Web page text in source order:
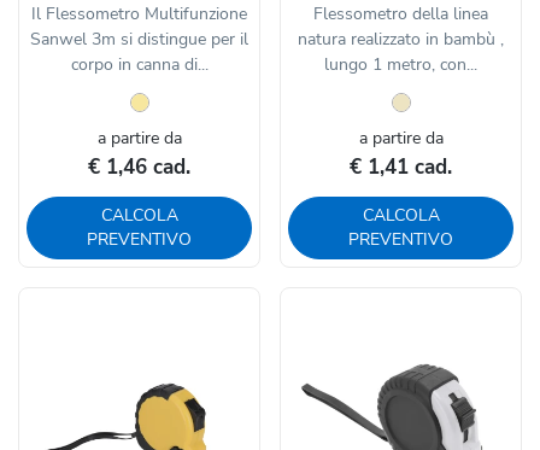
Il Flessometro Multifunzione
Sanwel 3m si distingue per il
corpo in canna di...
a partire da
€ 1,46 cad.
CALCOLA
PREVENTIVO
Flessometro della linea
natura realizzato in bambù ,
lungo 1 metro, con...
a partire da
€ 1,41 cad.
CALCOLA
PREVENTIVO